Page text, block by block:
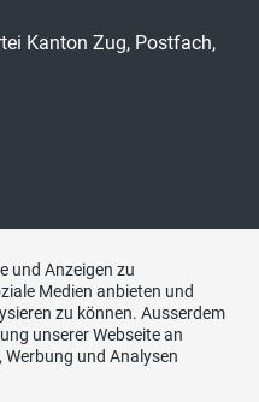
Kanton Zug, Postfach,
und Anzeigen zu
Medien anbieten und
zu können. Ausserdem
unserer Webseite an
und Analysen